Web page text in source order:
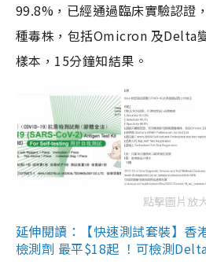
99.8%，已經通過臨床實驗認證
種毒株，包括Omicron 及Delta
樣本，15分鐘知結果。
點擊圖片放
延伸閱讀：【快速測試套裝】香
檢測劑 最平$18起 ！可檢測